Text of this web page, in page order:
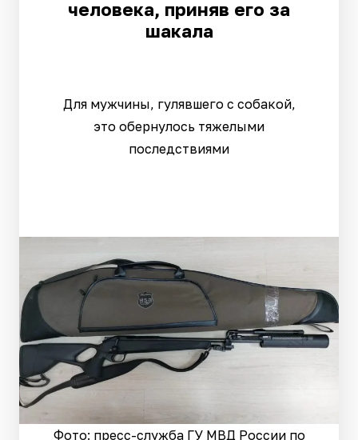
человека, приняв его за
шакала
Для мужчины, гулявшего с собакой,
это обернулось тяжелыми
последствиями
Фото: пресс-служба ГУ МВД России по